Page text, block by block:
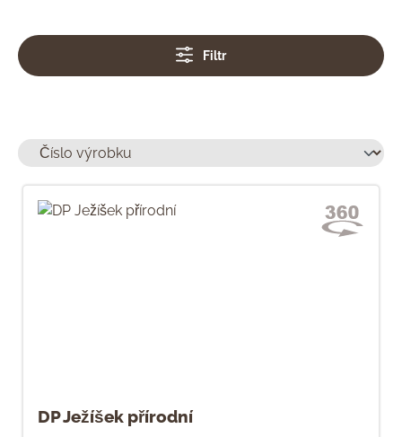
Filtr
DP Ježíšek přírodní